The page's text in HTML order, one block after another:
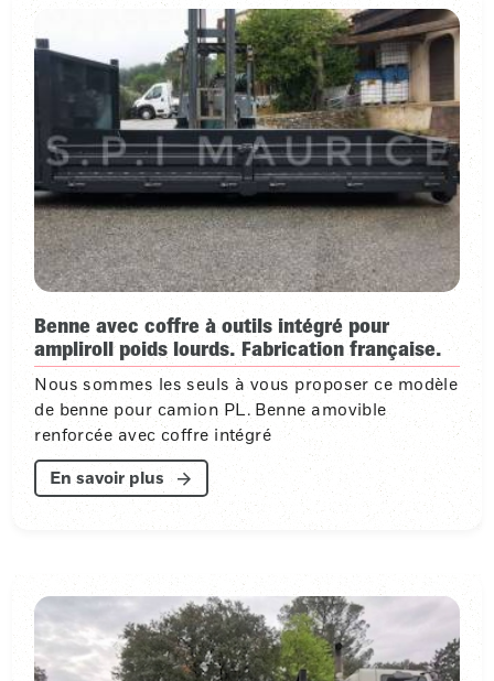
Benne avec coffre à outils intégré pour
ampliroll poids lourds. Fabrication française.
Nous sommes les seuls à vous proposer ce modèle
de benne pour camion PL. Benne amovible
renforcée avec coffre intégré
En savoir plus